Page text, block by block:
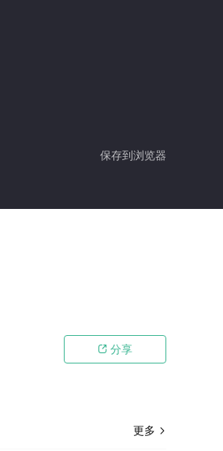
保存到浏览器
 分享
更多 